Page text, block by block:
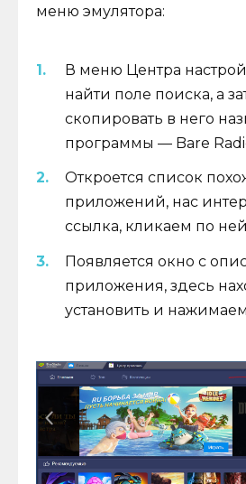
меню эмулятора:
В меню Центра
найти поле поиска, а
скопировать в него
программы — Bare
Откроется список
приложений, нас
ссылка, кликаем по
Появляется окно с
приложения, здесь
установить и